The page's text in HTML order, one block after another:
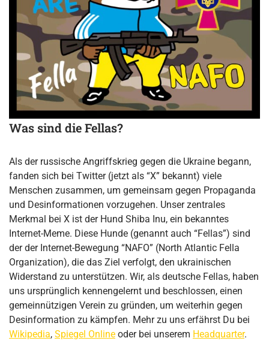
Was sind die Fellas?
Als der russische Angriffskrieg gegen die Ukraine begann,
fanden sich bei Twitter (jetzt als “X” bekannt) viele
Menschen zusammen, um gemeinsam gegen Propaganda
und Desinformationen vorzugehen. Unser zentrales
Merkmal bei X ist der Hund Shiba Inu, ein bekanntes
Internet-Meme. Diese Hunde (genannt auch “Fellas”) sind
der der Internet-Bewegung “NAFO” (North Atlantic Fella
Organization), die das Ziel verfolgt, den ukrainischen
Widerstand zu unterstützen. Wir, als deutsche Fellas, haben
uns ursprünglich kennengelernt und beschlossen, einen
gemeinnützigen Verein zu gründen, um weiterhin gegen
Desinformation zu kämpfen. Mehr zu uns erfährst Du bei
Wikipedia, Spiegel Online oder bei unserem Headquarter.